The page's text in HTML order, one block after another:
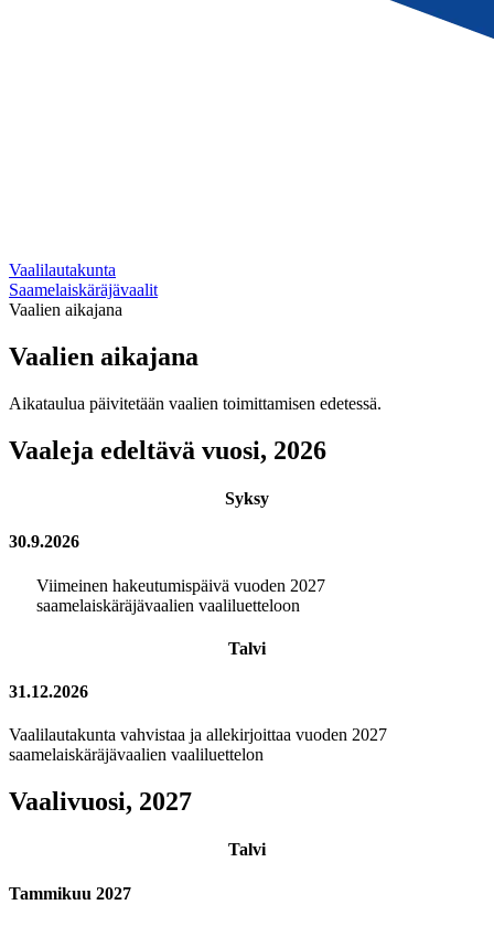
Vaalilautakunta
Saamelaiskäräjävaalit
Vaalien aikajana
Vaalien aikajana
Aikataulua päivitetään vaalien toimittamisen edetessä.
Vaaleja edeltävä vuosi, 2026
Syksy
30.9.2026
Viimeinen hakeutumispäivä vuoden 2027
saamelaiskäräjävaalien vaaliluetteloon
Talvi
31.12.2026
Vaalilautakunta vahvistaa ja allekirjoittaa vuoden 2027
saamelaiskäräjävaalien vaaliluettelon
Vaalivuosi, 2027
Talvi
Tammikuu 2027